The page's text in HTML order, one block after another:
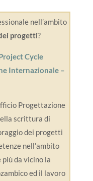
nell’ambito
progetti?
Cycle
Internazionale –
Progettazione
scrittura di
dei progetti
nell’ambito
da vicino la
ed il lavoro